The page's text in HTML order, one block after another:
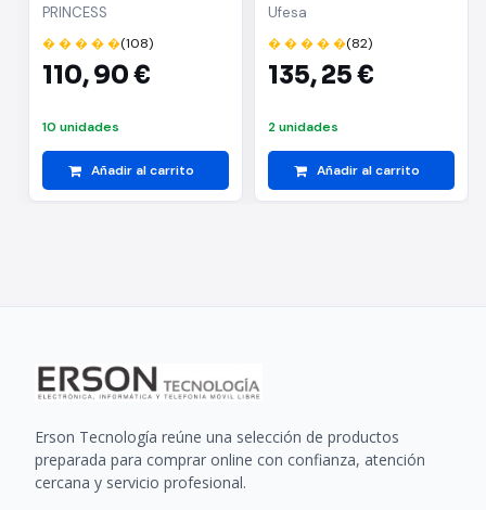
182074 - Sin aceite |
2400W | Capacidad 8L |
Cocina saludable y
eficiente
PRINCESS
� � � � �(108)
110,90 €
10 unidades
Añadir al carrito
Ufesa
� � � � �(82)
135,25 €
2 unidades
Añadir al carrito
Erson Tecnología reúne una selección de productos
preparada para comprar online con confianza, atención
cercana y servicio profesional.